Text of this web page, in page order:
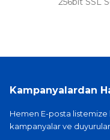
Hızlı kargo, iyi iletişim
Kampanyalardan
Hemen E-posta listemize
kampanyalar ve